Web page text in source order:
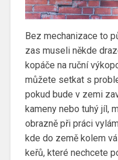
Bez mechanizace to
zas museli někde
kopáče na ruční
můžete setkat s
pokud bude v zemi
kameny nebo tuhý jíl,
obrazně při práci
kde do země kolem
keřů, které nechcete